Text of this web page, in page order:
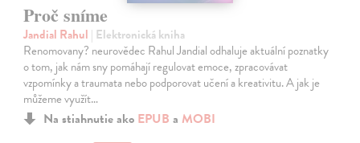
Proč sníme
Jandial Rahul | Elektronická kniha
Renomovany? neurovědec Rahul Jandial odhaluje aktuální poznatky
o tom, jak nám sny pomáhají regulovat emoce, zpracovávat
vzpomínky a traumata nebo podporovat učení a kreativitu. A jak je
můžeme využít…
Na stiahnutie ako EPUB a MOBI